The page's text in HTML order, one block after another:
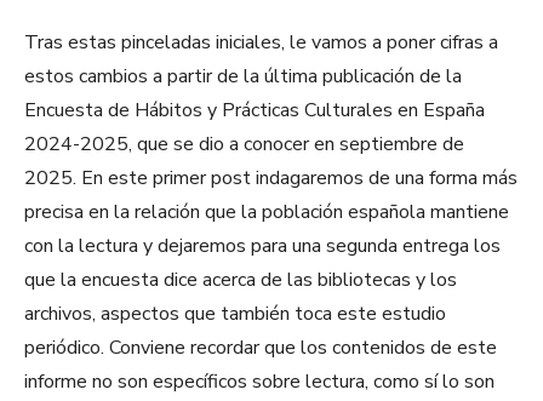
Tras estas pinceladas iniciales, le vamos a poner cifras a
estos cambios a partir de la última publicación de la
Encuesta de Hábitos y Prácticas Culturales en España
2024-2025, que se dio a conocer en septiembre de
2025. En este primer post indagaremos de una forma más
precisa en la relación que la población española mantiene
con la lectura y dejaremos para una segunda entrega los
que la encuesta dice acerca de las bibliotecas y los
archivos, aspectos que también toca este estudio
periódico. Conviene recordar que los contenidos de este
informe no son específicos sobre lectura, como sí lo son